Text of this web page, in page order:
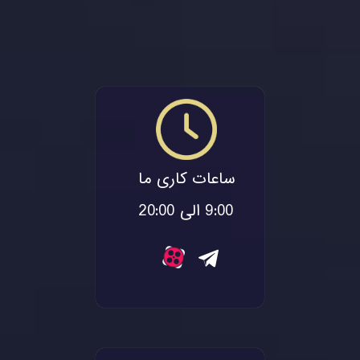
ساعات کاری ما
9:00 الی 20:00